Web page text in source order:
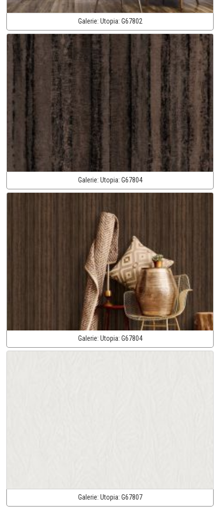
Galerie: Utopia: G67802
Galerie: Utopia: G67804
Galerie: Utopia: G67804
Galerie: Utopia: G67807